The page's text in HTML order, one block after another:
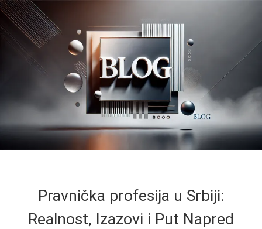
Pravnička profesija u Srbiji:
Realnost, Izazovi i Put Napred